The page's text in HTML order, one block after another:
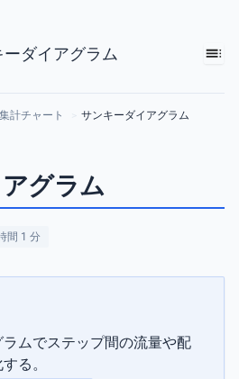
ダイアグラム
計チャート
サンキーダイアグラム
グラム
間 1 分
ムでステップ間の流量や配
る。